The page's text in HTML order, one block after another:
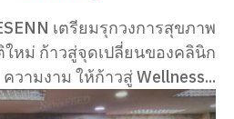
เตรียมรุกวงการสุขภาพ
ความงาม ให้ก้าวสู่ Wellness...